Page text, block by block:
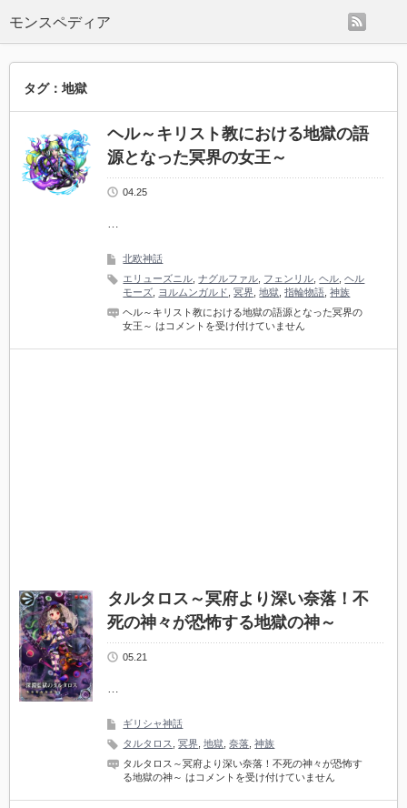
モンスペディア
タグ：地獄
ヘル～キリスト教における地獄の語
源となった冥界の女王～
04.25
…
北欧神話
エリューズニル ,ナグルファル フェンリル ,ヘル ,ヘル
モーズ ヨルムンガルド ,冥界 ,地獄 ,指輪物語 ,神族
ヘル～キリスト教における地獄の語源となった冥界の
女王～ は コメントを受け付けていません
タルタロス～冥府より深い奈落！不
死の神々が恐怖する地獄の神～
05.21
…
ギリシャ神話
タルタロス
,冥界 ,地獄 ,奈落 ,神族
タルタロス～冥府より深い奈落！不死の神々が恐怖す
る地獄の神～ は コメントを受け付けていません